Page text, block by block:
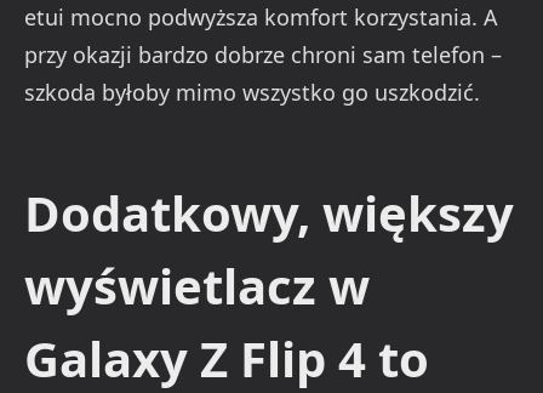
etui mocno podwyższa komfort korzystania. A
przy okazji bardzo dobrze chroni sam telefon –
szkoda byłoby mimo wszystko go uszkodzić.
Dodatkowy, większy
wyświetlacz w
Galaxy Z Flip 4 to